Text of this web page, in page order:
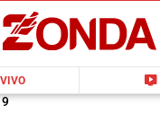
live_tv